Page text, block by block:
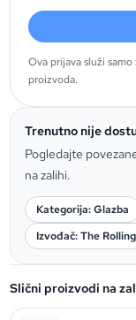
Ova prijava služi
proizvoda.
Trenutno nije
Pogledajte
na zalihi.
Kategorija: Glazba
Izvođač: The
Slični proizvodi na